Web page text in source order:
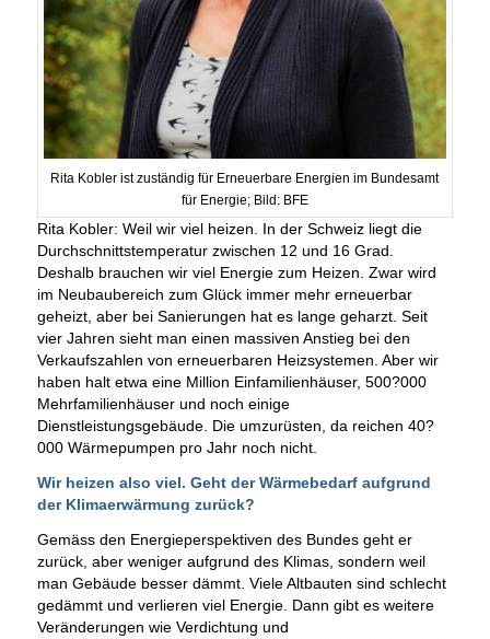
Rita Kobler ist zuständig für Erneuerbare Energien im Bundesamt
für Energie; Bild: BFE
Rita Kobler: Weil wir viel heizen. In der Schweiz liegt die
Durchschnittstemperatur zwischen 12 und 16 Grad.
Deshalb brauchen wir viel Energie zum Heizen. Zwar wird
im Neubaubereich zum Glück immer mehr erneuerbar
geheizt, aber bei Sanierungen hat es lange geharzt. Seit
vier Jahren sieht man einen massiven Anstieg bei den
Verkaufszahlen von erneuerbaren Heizsystemen. Aber wir
haben halt etwa eine Million Einfamilienhäuser, 500?000
Mehrfamilienhäuser und noch einige
Dienstleistungsgebäude. Die umzurüsten, da reichen 40?
000 Wärmepumpen pro Jahr noch nicht.
Wir heizen also viel. Geht der Wärmebedarf aufgrund
der Klimaerwärmung zurück?
Gemäss den Energieperspektiven des Bundes geht er
zurück, aber weniger aufgrund des Klimas, sondern weil
man Gebäude besser dämmt. Viele Altbauten sind schlecht
gedämmt und verlieren viel Energie. Dann gibt es weitere
Veränderungen wie Verdichtung und